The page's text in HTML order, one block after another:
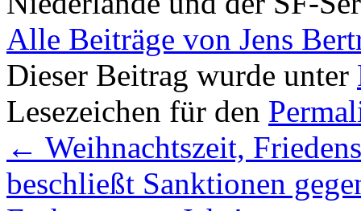
Alle Beiträge von Jens
Dieser Beitrag wurde unter
Lesezeichen für den
← Weihnachtszeit,
beschließt Sanktionen